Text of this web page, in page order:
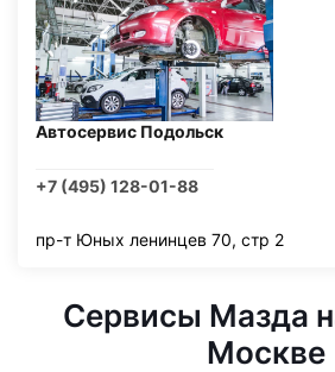
Автосервис Подольск
+7 (495) 128-01-88
пр-т Юных ленинцев 70, стр 2
Сервисы Мазда
Москве